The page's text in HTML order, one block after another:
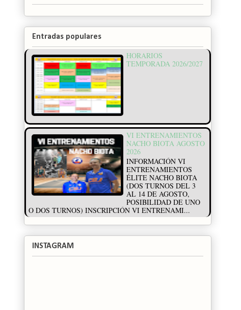
Entradas populares
HORARIOS
TEMPORADA 2026/2027
VI ENTRENAMIENTOS
NACHO BIOTA AGOSTO
2026
INFORMACIÓN VI
ENTRENAMIENTOS
ÉLITE NACHO BIOTA
(DOS TURNOS DEL 3
AL 14 DE AGOSTO,
POSIBILIDAD DE UNO
O DOS TURNOS) INSCRIPCIÓN VI ENTRENAMI...
INSTAGRAM